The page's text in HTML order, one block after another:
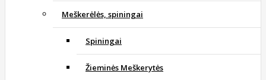
Meškerėlės, spiningai
Spiningai
Žieminės Meškerytės